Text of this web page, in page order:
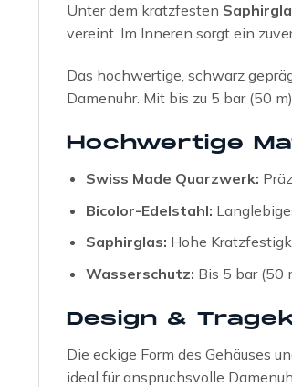
Unter dem kratzfesten
vereint. Im Inneren sorgt ein
Das hochwertige, schwarz
Damenuhr. Mit bis zu 5 bar (50
Hochwertige
Swiss Made Quarzwerk:
Bicolor-Edelstahl:
Saphirglas: Hohe
Wasserschutz: Bis 5 bar (50
Design &
Die eckige Form des Gehäuses
ideal für anspruchsvolle